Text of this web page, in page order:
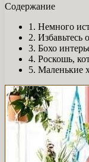
Содержание
1. Немного
2. Избавьтесь
3. Бохо
4. Роскошь,
5. Маленькие